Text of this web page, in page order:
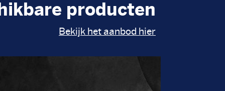
producten
Bekijk het aanbod hier